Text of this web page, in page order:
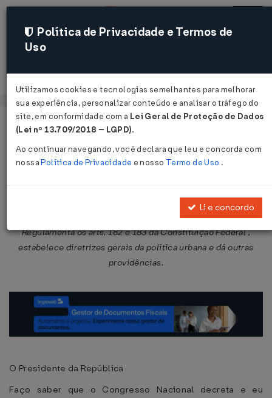
Acessar
Página Inicial Legislações
Lei Nº 10257 DE 10/07/2001
Publicado no DOU em 11 jul 2001
Regulamenta os arts. 182 e 183 da Constituição Federal ,
estabelece diretrizes gerais da política urbana e dá outras
providências.
O Presidente da República
Faço saber que o Congresso Nacional decreta e eu
Política de Privacidade e Termos de
Uso
Utilizamos cookies e tecnologias semelhantes para melhorar
sua experiência, personalizar conteúdo e analisar o tráfego do
site, em conformidade com a Lei Geral de Proteção de Dados
(Lei nº 13.709/2018 – LGPD).
Ao continuar navegando, você declara que leu e concorda com
nossaPolítica de Privacidade e nosso Termo de Uso .
Li e concordo